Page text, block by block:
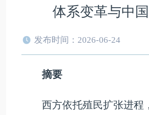
体系变革与中
发布时间：2026-06-24
摘要
西方依托殖民扩张进程